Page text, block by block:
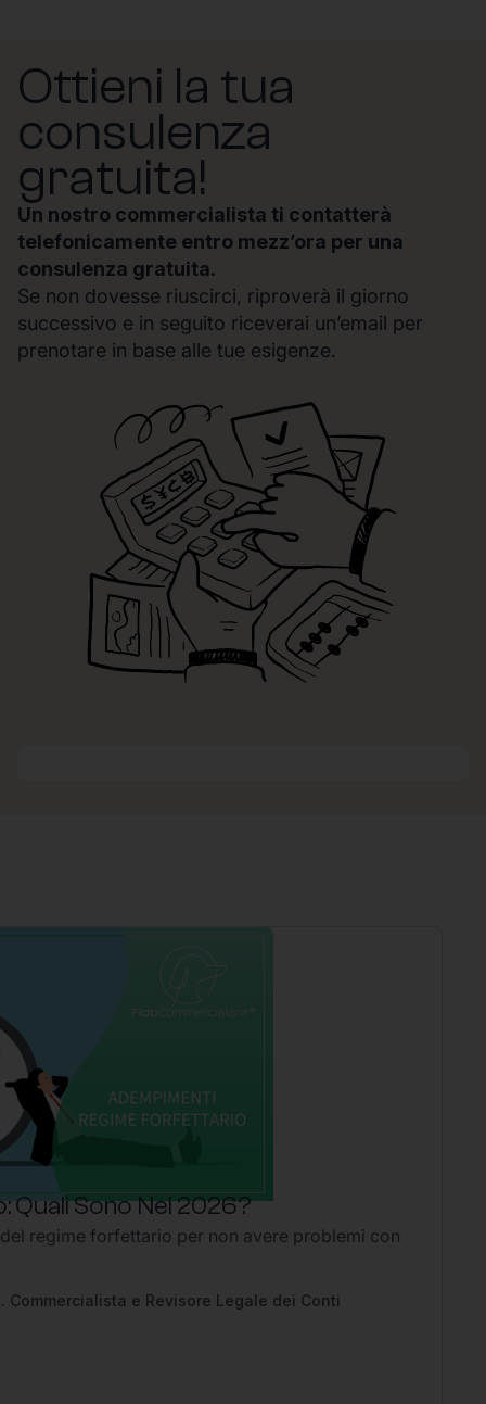
Ottieni la tua
consulenza
gratuita!
Un nostro commercialista ti contatterà
telefonicamente entro mezz’ora per una
consulenza gratuita.
Se non dovesse riuscirci, riproverà il giorno
successivo e in seguito riceverai un’email per
prenotare in base alle tue esigenze.
Sono Nel 2026?
regime forfettario per non avere problemi con
Commercialista e Revisore Legale dei Conti